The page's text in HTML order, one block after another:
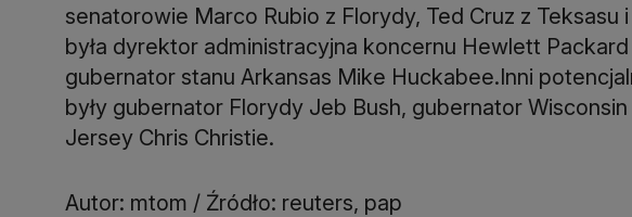
senatorowie Marco Rubio z Florydy, Ted Cruz z Teksasu
była dyrektor administracyjna koncernu Hewlett Packard
gubernator stanu Arkansas Mike Huckabee.Inni
były gubernator Florydy Jeb Bush, gubernator
Jersey Chris Christie.
Autor: mtom / Źródło: reuters, pap